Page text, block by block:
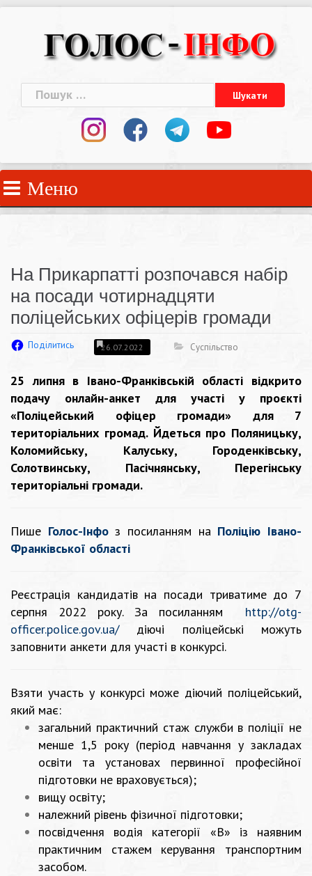
Пошук:
Меню
На Прикарпатті розпочався набір
на посади чотирнадцяти
поліцейських офіцерів громади
Поділитись 26.07.2022 Суспільство
25 липня в Івано-Франківській області відкрито
подачу онлайн-анкет для участі у проєкті
«Поліцейський офіцер громади» для 7
територіальних громад. Йдеться про Поляницьку,
Коломийську, Калуську, Городенківську,
Солотвинську, Пасічнянську, Перегінську
територіальні громади.
Пише Голос-Інфо з посиланням на Поліцію Івано-
Франківської області
Реєстрація кандидатів на посади триватиме до 7
серпня 2022 року. За посиланням http://otg-
officer.police.gov.ua/діючі поліцейські можуть
заповнити анкети для участі в конкурсі.
Взяти участь у конкурсі може діючий поліцейський,
який має:
загальний практичний стаж служби в поліції не
менше 1,5 року (період навчання у закладах
освіти та установах первинної професійної
підготовки не враховується);
вищу освіту;
належний рівень фізичної підготовки;
посвідчення водія категорії «В» із наявним
практичним стажем керування транспортним
засобом.